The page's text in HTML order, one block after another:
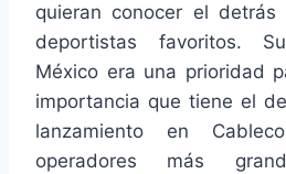
quieran conocer el
deportistas favoritos.
México era una prioridad
importancia que tiene el
lanzamiento en
operadores más